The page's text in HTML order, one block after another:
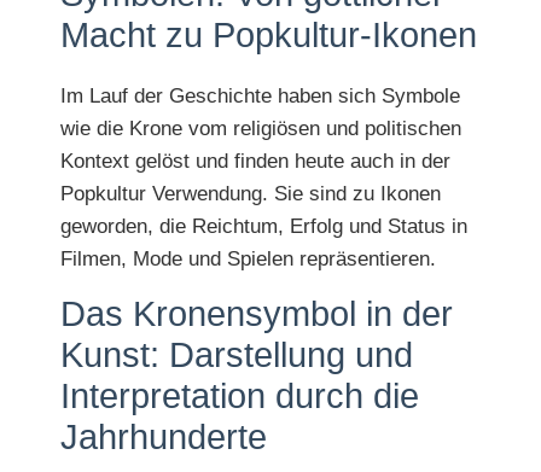
Macht zu Popkultur-Ikonen
Im Lauf der Geschichte haben sich Symbole
wie die Krone vom religiösen und politischen
Kontext gelöst und finden heute auch in der
Popkultur Verwendung. Sie sind zu Ikonen
geworden, die Reichtum, Erfolg und Status in
Filmen, Mode und Spielen repräsentieren.
Das Kronensymbol in der
Kunst: Darstellung und
Interpretation durch die
Jahrhunderte